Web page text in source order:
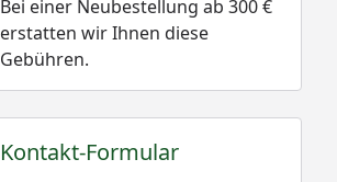
Bei einer Neubestellung ab 300 €
erstatten wir Ihnen diese
Gebühren.
Kontakt-Formular